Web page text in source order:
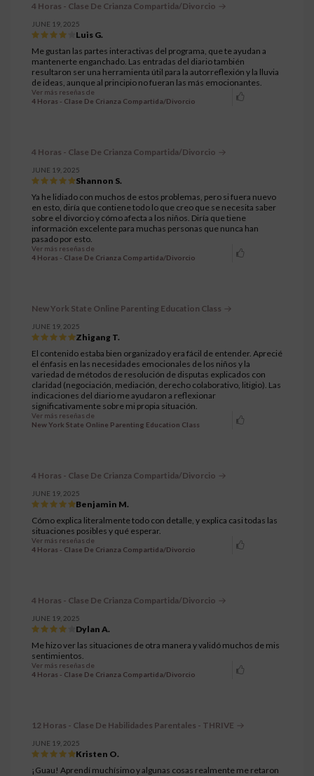
4 Horas - Clase De Crianza Compartida/Divorcio
JUNE 19, 2025
Luis G.
Me gustan las partes interactivas del programa, que te ayudan a
mantenerte enganchado. Las entradas del diario también
resultaron ser una herramienta útil para la autorreflexión y la lluvia
de ideas, aunque al principio no fueran las más emocionantes.
Ver más reseñas de
4 Horas - Clase De Crianza Compartida/Divorcio
4 Horas - Clase De Crianza Compartida/Divorcio
JUNE 19, 2025
Shannon S.
Ya he lidiado con muchos de estos problemas, pero si fuera nuevo
en esto, diría que contiene todo lo que creo que se necesita saber
sobre el divorcio y cómo afecta a los niños. Diría que tiene
información excelente para muchas personas que nunca han
pasado por esto.
Ver más reseñas de
4 Horas - Clase De Crianza Compartida/Divorcio
New York State Online Parenting Education Class
JUNE 19, 2025
Zhigang T.
El contenido estaba bien organizado y era fácil de entender. Aprecié
el énfasis en las necesidades emocionales de los niños y la
variedad de métodos de resolución de disputas explicados con
claridad (negociación, mediación, derecho colaborativo, litigio). Las
indicaciones del diario me ayudaron a reflexionar
significativamente sobre mi propia situación.
Ver más reseñas de
New York State Online Parenting Education Class
4 Horas - Clase De Crianza Compartida/Divorcio
JUNE 19, 2025
Benjamin M.
Cómo explica literalmente todo con detalle, y explica casi todas las
situaciones posibles y qué esperar.
Ver más reseñas de
4 Horas - Clase De Crianza Compartida/Divorcio
4 Horas - Clase De Crianza Compartida/Divorcio
JUNE 19, 2025
Dylan A.
Me hizo ver las situaciones de otra manera y validó muchos de mis
sentimientos.
Ver más reseñas de
4 Horas - Clase De Crianza Compartida/Divorcio
12 Horas - Clase De Habilidades Parentales - THRIVE
JUNE 19, 2025
Kristen O.
¡Guau! Aprendí muchísimo y algunas cosas realmente me retaron